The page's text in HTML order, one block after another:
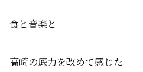
食と音楽と
高崎の底力を改めて感じた